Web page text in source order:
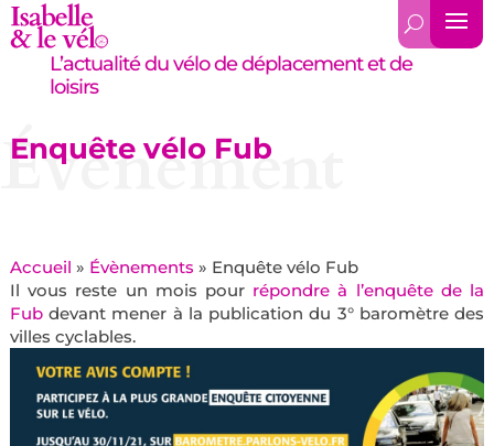
L’actualité du vélo de déplacement et de
loisirs
Enquête vélo Fub
Évènement
Accueil » Évènements » Enquête vélo Fub
Il vous reste un mois pour répondre à l’enquête de la
Fubdevant mener à la publication du 3° baromètre des
villes cyclables.